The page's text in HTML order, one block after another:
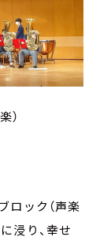
）
ロック（声楽
浸り、幸せ